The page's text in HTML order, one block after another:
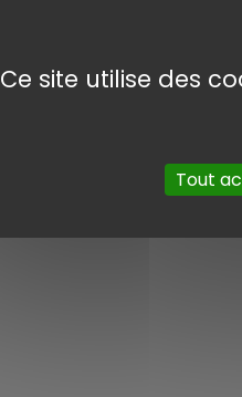
Ce site utilise des
Tout